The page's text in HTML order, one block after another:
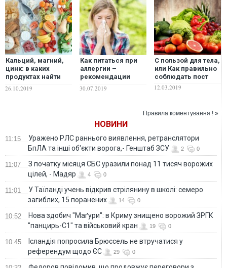
Кальций, магний,
цинк: в каких
продуктах найти
минералы?
26.10.2019
Как питаться при
аллергии –
рекомендации
30.07.2019
С пользой для тела,
или Как правильно
соблюдать пост
12.03.2019
Правила коментування ! »
НОВИНИ
11:15
Уражено РЛС раннього виявлення, ретранслятори
БпЛА та інші об'єкти ворога,- Генштаб ЗСУ
2 0
11:07
З початку місяця СБС уразили понад 11 тисяч ворожих
цілей, - Мадяр
4 0
11:01
У Таїланді учень відкрив стрілянину в школі: семеро
загиблих, 15 поранених
14 0
10:52
Нова здобич "Маґури": в Криму знищено ворожий ЗРГК
"панцирь-С1" та військовий кран
19 0
10:45
Ісландія попросила Брюссель не втручатися у
референдум щодо ЄС
29 0